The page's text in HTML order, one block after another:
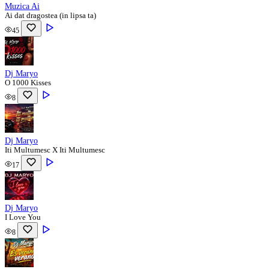
Muzica Ai
Ai dat dragostea (in lipsa ta)
45
Dj Maryo
O 1000 Kisses
8
Dj Maryo
Iti Multumesc X Iti Multumesc
17
Dj Maryo
I Love You
8